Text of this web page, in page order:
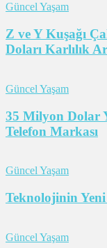
Güncel Yaşam
Z ve Y Kuşağı
Doları Karlılık
Güncel Yaşam
35 Milyon Dolar
Telefon Markası
Güncel Yaşam
Teknolojinin
Güncel Yaşam